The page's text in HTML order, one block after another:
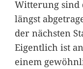
Witterung sind
längst
der nächsten
Eigentlich ist
einem